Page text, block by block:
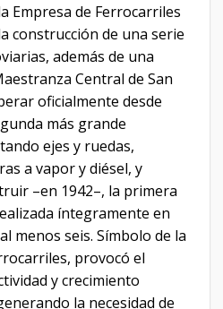
Empresa de Ferrocarriles
construcción de una serie
además de una
Central de San
oficialmente desde
más grande
ejes y ruedas,
a vapor y diésel, y
–en 1942–, la primera
íntegramente en
menos seis. Símbolo de la
provocó el
y crecimiento
la necesidad de